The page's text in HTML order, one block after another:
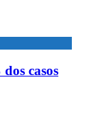
casos